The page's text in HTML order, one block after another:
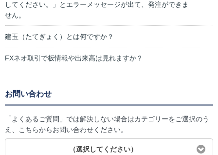
してください。」とエラーメッセージが出て、発注ができま
せん。
建玉（たてぎょく）とは何ですか？
FXネオ取引で板情報や出来高は見れますか？
お問い合わせ
「よくあるご質問」では解決しない場合はカテゴリーをご選択のう
え、こちらからお問い合わせください。
（選択してください）